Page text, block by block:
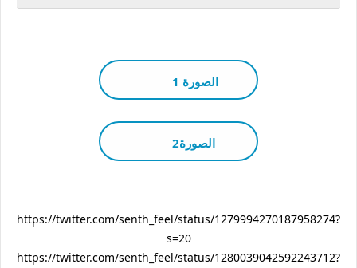
الصورة 1
الصورة2
https://twitter.com/senth_feel/status/1279994270187958274?
s=20
https://twitter.com/senth_feel/status/1280039042592243712?